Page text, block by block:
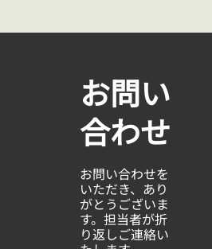
お問い
合わせ
お問い合わせを
いただき、あり
がとうございま
す。担当者が折
り返しご連絡い